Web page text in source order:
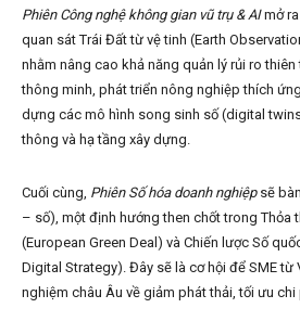
Phiên Công nghệ không gian vũ trụ & AImở ra
quan sát Trái Đất từ vệ tinh (Earth
nhằm nâng cao khả năng quản lý rủi ro
thông minh, phát triển nông nghiệp thích
dựng các mô hình song sinh số (digital
thông và hạ tầng xây dựng.
Cuối cùng, Phiên Số hóa doanh nghiệpsẽ
– số), một định hướng then chốt trong Thỏa
(European Green Deal) và Chiến lược Số
Digital Strategy). Đây sẽ là cơ hội để SME từ
nghiệm châu Âu về giảm phát thải, tối ưu